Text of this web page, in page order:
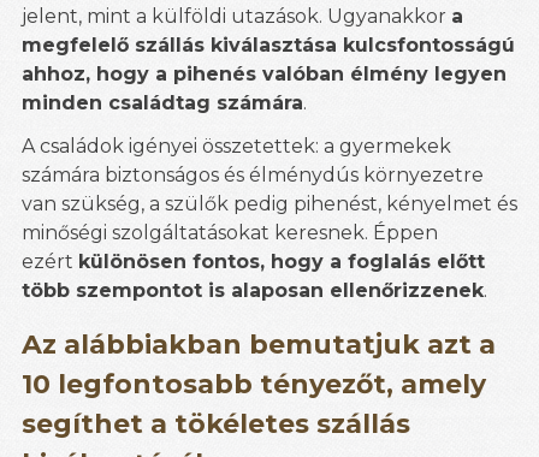
jelent, mint a külföldi utazások. Ugyanakkor a
megfelelő szállás kiválasztása kulcsfontosságú
ahhoz, hogy a pihenés valóban élmény legyen
minden családtag számára.
A családok igényei összetettek: a gyermekek
számára biztonságos és élménydús környezetre
van szükség, a szülők pedig pihenést, kényelmet és
minőségi szolgáltatásokat keresnek. Éppen
ezért különösen fontos, hogy a foglalás előtt
több szempontot is alaposan ellenőrizzenek.
Az alábbiakban bemutatjuk azt a
10 legfontosabb tényezőt, amely
segíthet a tökéletes szállás